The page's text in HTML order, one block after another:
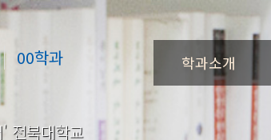
00학과 학과소개
전북대학교